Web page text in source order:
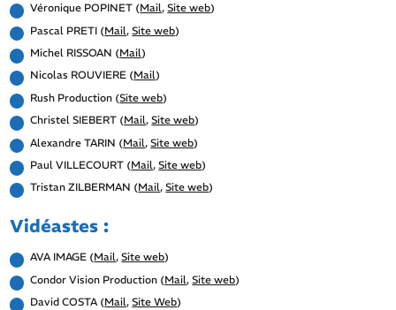
Véronique POPINET (Mail,Site web)
Pascal PRETI (Mail,Site web)
Michel RISSOAN (Mail)
Nicolas ROUVIERE (Mail)
Rush Production (Site web)
Christel SIEBERT (Mail,Site web)
Alexandre TARIN (Mail,Site web)
Paul VILLECOURT (Mail,Site web)
Tristan ZILBERMAN (Mail,Site web)
Vidéastes :
AVA IMAGE (Mail,Site web)
Condor Vision Production (Mail,Site web)
David COSTA (Mail,Site Web)